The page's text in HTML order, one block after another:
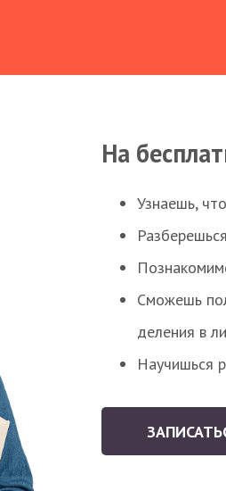
На
Узнаешь,
Сможешь
деления в
Научишься